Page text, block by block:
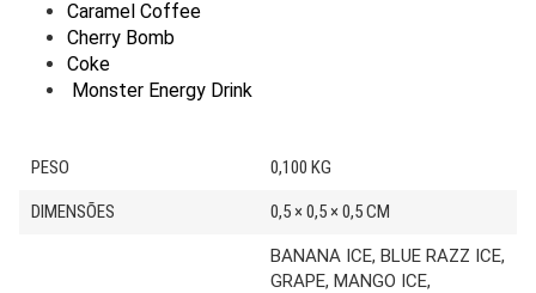
Caramel Coffee
Cherry Bomb
Coke
Monster Energy Drink
PESO 0,100 KG
DIMENSÕES 0,5 × 0,5 × 0,5 CM
BANANA ICE, BLUE RAZZ ICE,
GRAPE, MANGO ICE,